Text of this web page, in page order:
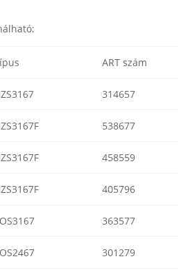
ART szám
314657
538677
458559
405796
363577
301279